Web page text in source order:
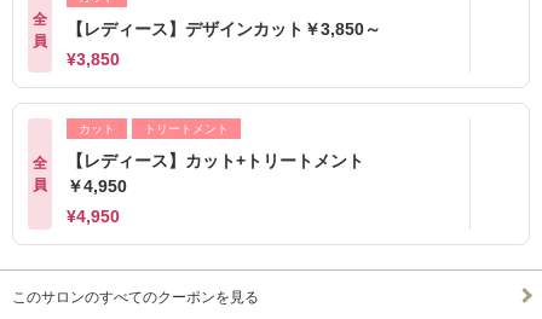
全
員
【レディース】デザインカット￥3,850～
¥3,850
全
員
カット トリートメント
【レディース】カット+トリートメント
￥4,950
¥4,950
このサロンのすべてのクーポンを見る